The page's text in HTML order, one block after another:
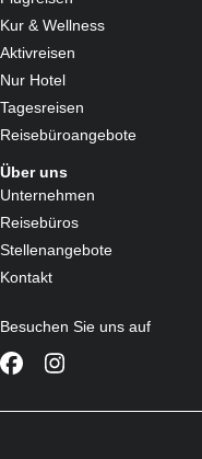
Kur & Wellness
Aktivreisen
Nur Hotel
Tagesreisen
Reisebüroangebote
Über uns
Unternehmen
Reisebüros
Stellenangebote
Kontakt
Besuchen Sie uns auf